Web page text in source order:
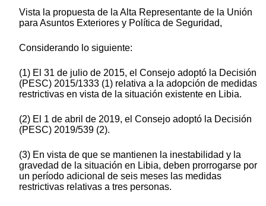
Vista la propuesta de la Alta Representante de la Unión
para Asuntos Exteriores y Política de Seguridad,
Considerando lo siguiente:
(1) El 31 de julio de 2015, el Consejo adoptó la Decisión
(PESC) 2015/1333 (1) relativa a la adopción de medidas
restrictivas en vista de la situación existente en Libia.
(2) El 1 de abril de 2019, el Consejo adoptó la Decisión
(PESC) 2019/539 (2).
(3) En vista de que se mantienen la inestabilidad y la
gravedad de la situación en Libia, deben prorrogarse por
un período adicional de seis meses las medidas
restrictivas relativas a tres personas.